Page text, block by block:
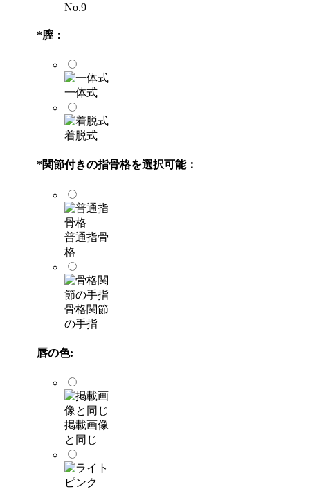
No.9
*膣：
一体式
着脱式
*関節付きの指骨格を選択可能：
普通指骨
格
骨格関節
の手指
唇の色:
掲載画像
と同じ